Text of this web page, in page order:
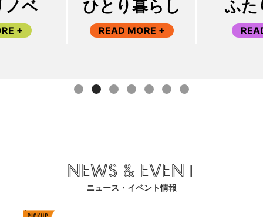
ひとり暮らし
READ MORE +
ふたり暮らし
READ MORE +
NEWS & EVENT
ニュース・イベント情報